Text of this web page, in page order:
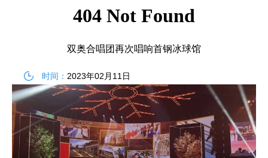
双奥合唱团再次唱响首钢冰球馆
时间： 2023年02月11日